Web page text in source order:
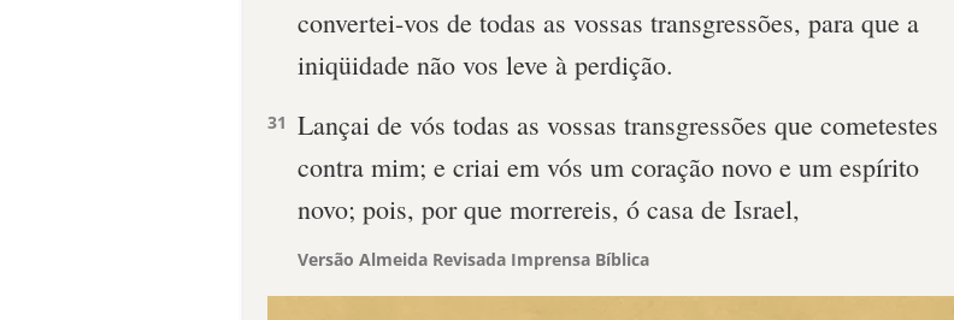
convertei-vos de todas as vossas transgressões, para que a
iniqüidade não vos leve à perdição.
31 Lançai de vós todas as vossas transgressões que cometestes
contra mim; e criai em vós um coração novo e um espírito
novo; pois, por que morrereis, ó casa de Israel,
Versão Almeida Revisada Imprensa Bíblica